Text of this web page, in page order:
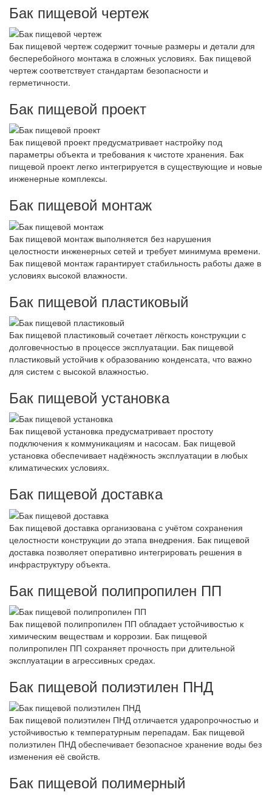
Бак пищевой чертеж
Бак пищевой чертеж содержит точные размеры и детали для
бесперебойного монтажа в сложных условиях. Бак пищевой
чертеж соответствует стандартам безопасности и
герметичности.
Бак пищевой проект
Бак пищевой проект предусматривает настройку под
параметры объекта и требования к чистоте хранения. Бак
пищевой проект легко интегрируется в существующие и новые
инженерные комплексы.
Бак пищевой монтаж
Бак пищевой монтаж выполняется без нарушения
целостности инженерных сетей и требует минимума времени.
Бак пищевой монтаж гарантирует стабильность работы даже в
условиях высокой влажности.
Бак пищевой пластиковый
Бак пищевой пластиковый сочетает лёгкость конструкции с
долговечностью в процессе эксплуатации. Бак пищевой
пластиковый устойчив к образованию конденсата, что важно
для систем с высокой влажностью.
Бак пищевой установка
Бак пищевой установка предусматривает простоту
подключения к коммуникациям и насосам. Бак пищевой
установка обеспечивает надёжность эксплуатации в любых
климатических условиях.
Бак пищевой доставка
Бак пищевой доставка организована с учётом сохранения
целостности конструкции до этапа внедрения. Бак пищевой
доставка позволяет оперативно интегрировать решения в
инфраструктуру объекта.
Бак пищевой полипропилен ПП
Бак пищевой полипропилен ПП обладает устойчивостью к
химическим веществам и коррозии. Бак пищевой
полипропилен ПП сохраняет прочность при длительной
эксплуатации в агрессивных средах.
Бак пищевой полиэтилен ПНД
Бак пищевой полиэтилен ПНД отличается ударопрочностью и
устойчивостью к температурным перепадам. Бак пищевой
полиэтилен ПНД обеспечивает безопасное хранение воды без
изменения её свойств.
Бак пищевой полимерный